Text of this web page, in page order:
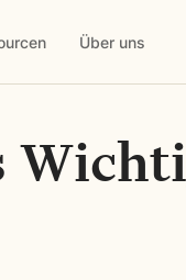
Über uns